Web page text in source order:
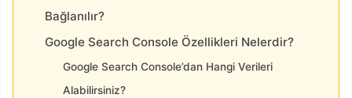
Bağlanılır?
Google Search Console Özellikleri Nelerdir?
Google Search Console’dan Hangi Verileri
Alabilirsiniz?